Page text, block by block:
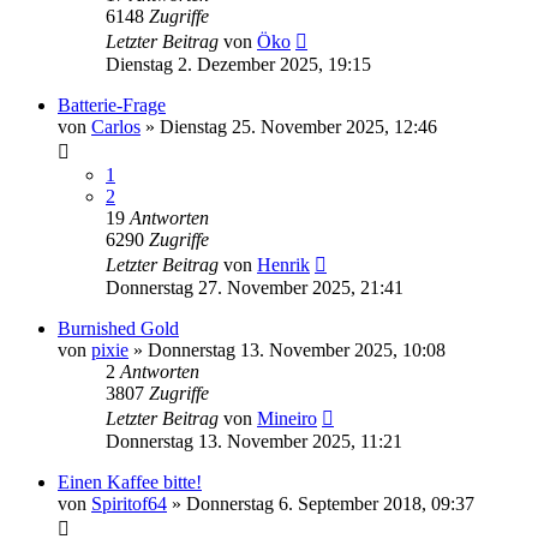
6148 Zugriffe
Letzter Beitrag von Öko
Dienstag 2. Dezember 2025, 19:15
Batterie-Frage
von Carlos » Dienstag 25. November 2025, 12:46
1
2
19 Antworten
6290 Zugriffe
Letzter Beitrag von Henrik
Donnerstag 27. November 2025, 21:41
Burnished Gold
von pixie » Donnerstag 13. November 2025, 10:08
2 Antworten
3807 Zugriffe
Letzter Beitrag von Mineiro
Donnerstag 13. November 2025, 11:21
Einen Kaffee bitte!
von Spiritof64 » Donnerstag 6. September 2018, 09:37